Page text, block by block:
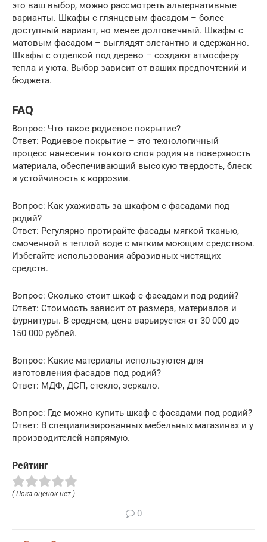
это ваш выбор, можно рассмотреть альтернативные
варианты. Шкафы с глянцевым фасадом – более
доступный вариант, но менее долговечный. Шкафы с
матовым фасадом – выглядят элегантно и сдержанно.
Шкафы с отделкой под дерево – создают атмосферу
тепла и уюта. Выбор зависит от ваших предпочтений и
бюджета.
FAQ
Вопрос: Что такое родиевое покрытие?
Ответ: Родиевое покрытие – это технологичный
процесс нанесения тонкого слоя родия на поверхность
материала, обеспечивающий высокую твердость, блеск
и устойчивость к коррозии.
Вопрос: Как ухаживать за шкафом с фасадами под
родий?
Ответ: Регулярно протирайте фасады мягкой тканью,
смоченной в теплой воде с мягким моющим средством.
Избегайте использования абразивных чистящих
средств.
Вопрос: Сколько стоит шкаф с фасадами под родий?
Ответ: Стоимость зависит от размера, материалов и
фурнитуры. В среднем, цена варьируется от 30 000 до
150 000 рублей.
Вопрос: Какие материалы используются для
изготовления фасадов под родий?
Ответ: МДФ, ДСП, стекло, зеркало.
Вопрос: Где можно купить шкаф с фасадами под родий?
Ответ: В специализированных мебельных магазинах и у
производителей напрямую.
Рейтинг
( Пока оценок нет )
0